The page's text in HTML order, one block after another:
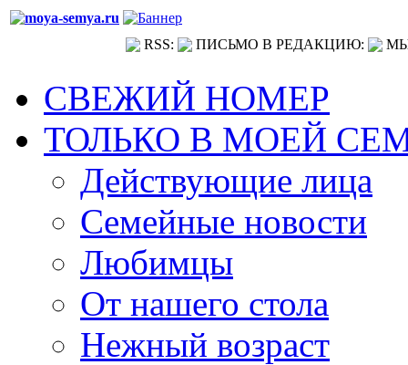
RSS: ПИСЬМО В РЕДАКЦИЮ:
СВЕЖИЙ НОМЕР
ТОЛЬКО В МОЕЙ
Действующие лица
Семейные новости
Любимцы
От нашего стола
Нежный возраст